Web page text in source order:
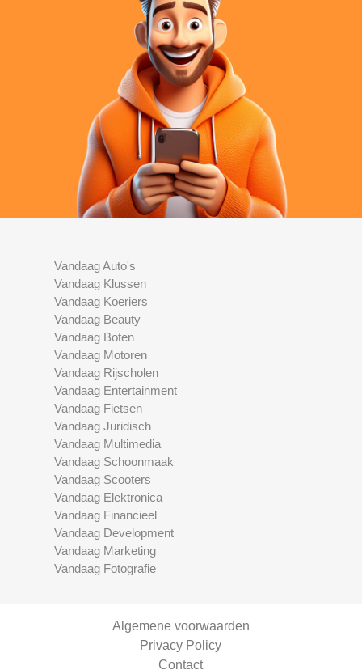
Vandaag Auto's
Vandaag Klussen
Vandaag Koeriers
Vandaag Beauty
Vandaag Boten
Vandaag Motoren
Vandaag Rijscholen
Vandaag Entertainment
Vandaag Fietsen
Vandaag Juridisch
Vandaag Multimedia
Vandaag Schoonmaak
Vandaag Scooters
Vandaag Elektronica
Vandaag Financieel
Vandaag Development
Vandaag Marketing
Vandaag Fotografie
Algemene voorwaarden
Privacy Policy
Contact